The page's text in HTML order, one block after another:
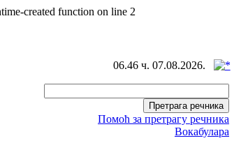
created function on line 2
06.46 ч. 07.08.2026.
Помоћ за претрагу речника
Вокабулара